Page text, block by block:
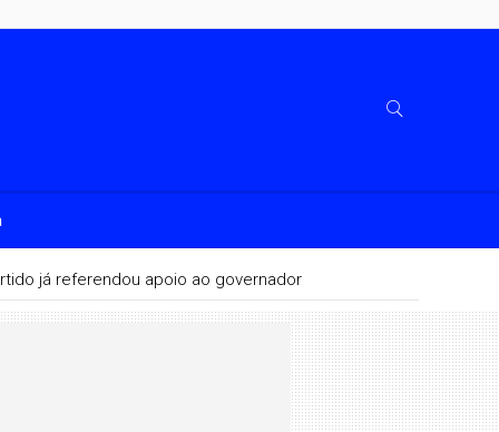
já referendou apoio ao governador